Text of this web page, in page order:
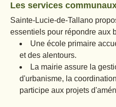
Les services
Sainte-Lucie-de-Tallano
essentiels pour répondre aux
Une école primaire
et des alentours.
La mairie assure la
d'urbanisme, la
participe aux projets